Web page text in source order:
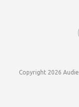
Copyright 2026